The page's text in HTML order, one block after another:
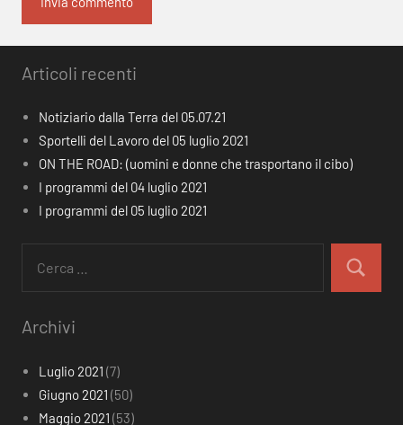
Articoli recenti
Notiziario dalla Terra del 05.07.21
Sportelli del Lavoro del 05 luglio 2021
ON THE ROAD: (uomini e donne che trasportano il cibo)
I programmi del 04 luglio 2021
I programmi del 05 luglio 2021
per:
Cerca
Archivi
Luglio 2021 (7)
Giugno 2021 (50)
Maggio 2021 (53)